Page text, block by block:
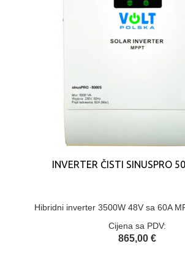
INVERTER ČISTI SINUSPRO
Hibridni inverter 3500W 48V sa 60A
Cijena sa PDV:
865,00 €